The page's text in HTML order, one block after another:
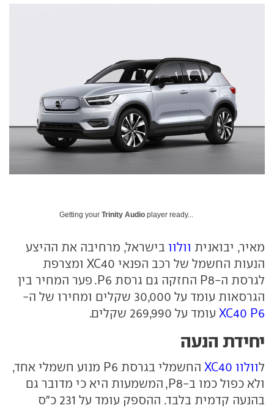
Getting your Trinity Audio player ready...
מאיר, יבואנית וולוו בישראל, מרחיבה את ההיצע
הנעות החשמל של רכב הפנאי XC40 ומצרפת
לגרסת ה-P8 החזקה גם גרסת P6. פער המחיר בין
הגרסאות עומד על 30,000 שקלים ומחירו של ה-
XC40 P6 עומד על 269,990 שקלים.
יחידת הנעה
לוולוו XC40
החשמלי בגרסת P6 מנוע חשמלי אחד,
ולא כפול כמו ב-P8, המשמעות היא כי מדובר גם
בהנעה קדמית בלבד. ההספק עומד על 231 כ"ס